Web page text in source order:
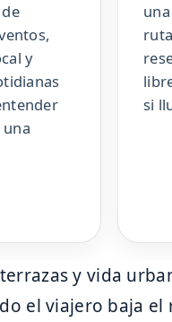
y
si
el viajero baja